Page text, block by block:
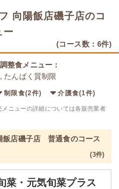
向陽飯店磯子店のコ
ー
(コース数：6件)
整食メニュー：
たんぱく質制限
制限食(2件) 介護食(1件)
ニューの詳細については各販売業者
飯店磯子店 普通食のコース
(3件)
菜・元気旬菜プラス